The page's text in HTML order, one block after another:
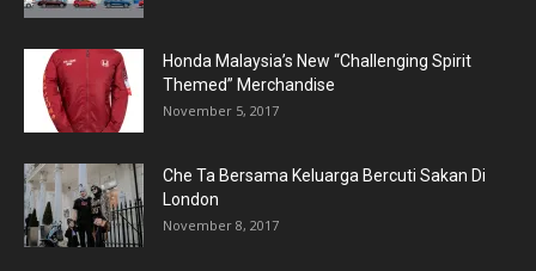
Honda Malaysia’s New “Challenging Spirit
Themed” Merchandise
November 5, 2017
Che Ta Bersama Keluarga Bercuti Sakan Di
London
November 8, 2017